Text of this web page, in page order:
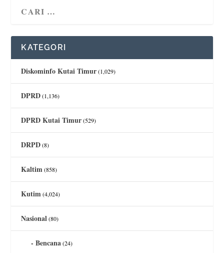
KATEGORI
Diskominfo Kutai Timur(1,029)
DPRD(1,136)
DPRD Kutai Timur(529)
DRPD(8)
Kaltim(858)
Kutim(4,024)
Nasional(80)
Bencana(24)